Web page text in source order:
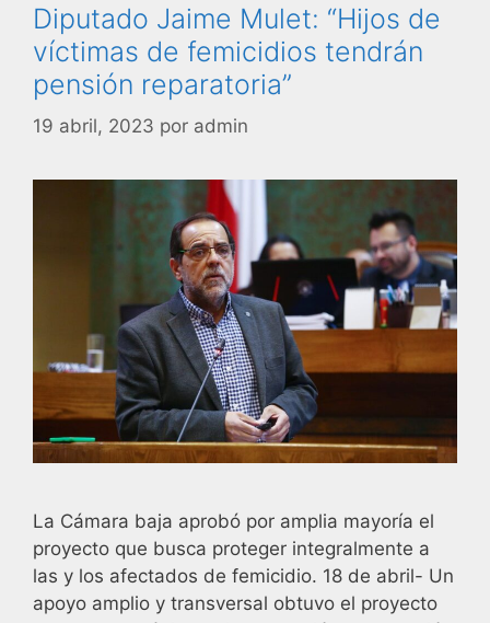
Diputado Jaime Mulet: “Hijos de
víctimas de femicidios tendrán
pensión reparatoria”
19 abril, 2023 por admin
La Cámara baja aprobó por amplia mayoría el
proyecto que busca proteger integralmente a
las y los afectados de femicidio. 18 de abril- Un
apoyo amplio y transversal obtuvo el proyecto